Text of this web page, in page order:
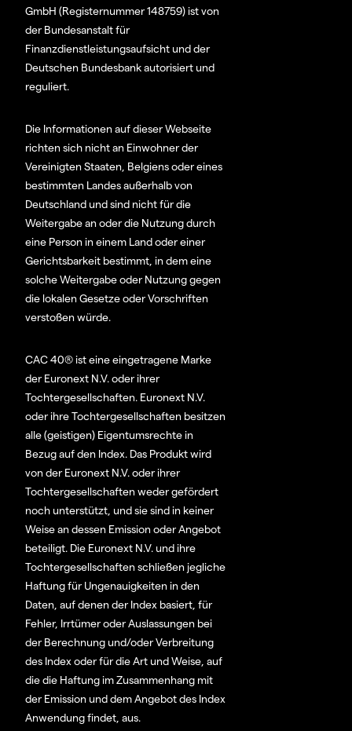
GmbH (Registernummer 148759) ist von
der Bundesanstalt für
Finanzdienstleistungsaufsicht und der
Deutschen Bundesbank autorisiert und
reguliert.
Die Informationen auf dieser Webseite
richten sich nicht an Einwohner der
Vereinigten Staaten, Belgiens oder eines
bestimmten Landes außerhalb von
Deutschland und sind nicht für die
Weitergabe an oder die Nutzung durch
eine Person in einem Land oder einer
Gerichtsbarkeit bestimmt, in dem eine
solche Weitergabe oder Nutzung gegen
die lokalen Gesetze oder Vorschriften
verstoßen würde.
CAC 40® ist eine eingetragene Marke
der Euronext N.V. oder ihrer
Tochtergesellschaften. Euronext N.V.
oder ihre Tochtergesellschaften besitzen
alle (geistigen) Eigentumsrechte in
Bezug auf den Index. Das Produkt wird
von der Euronext N.V. oder ihrer
Tochtergesellschaften weder gefördert
noch unterstützt, und sie sind in keiner
Weise an dessen Emission oder Angebot
beteiligt. Die Euronext N.V. und ihre
Tochtergesellschaften schließen jegliche
Haftung für Ungenauigkeiten in den
Daten, auf denen der Index basiert, für
Fehler, Irrtümer oder Auslassungen bei
der Berechnung und/oder Verbreitung
des Index oder für die Art und Weise, auf
die die Haftung im Zusammenhang mit
der Emission und dem Angebot des Index
Anwendung findet, aus.